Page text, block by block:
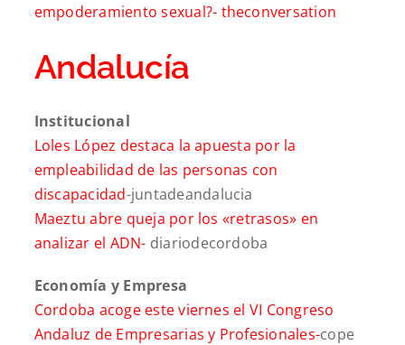
empoderamiento sexual?- theconversation
Andalucía
Institucional
Loles López destaca la apuesta por la
empleabilidad de las personas con
discapacidad-juntadeandalucia
Maeztu abre queja por los «retrasos» en
analizar el ADN- diariodecordoba
Economía y Empresa
Cordoba acoge este viernes el VI Congreso
Andaluz de Empresarias y Profesionales-cope